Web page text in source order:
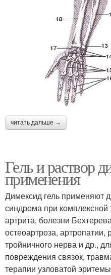
читать дальше →
Гель и раствор
применения
Димексид гель применяют
синдрома при
артрита, болезни
остеоартроза, артропатии,
тройничного нерва и др.,
повреждения связок,
терапии узловатой